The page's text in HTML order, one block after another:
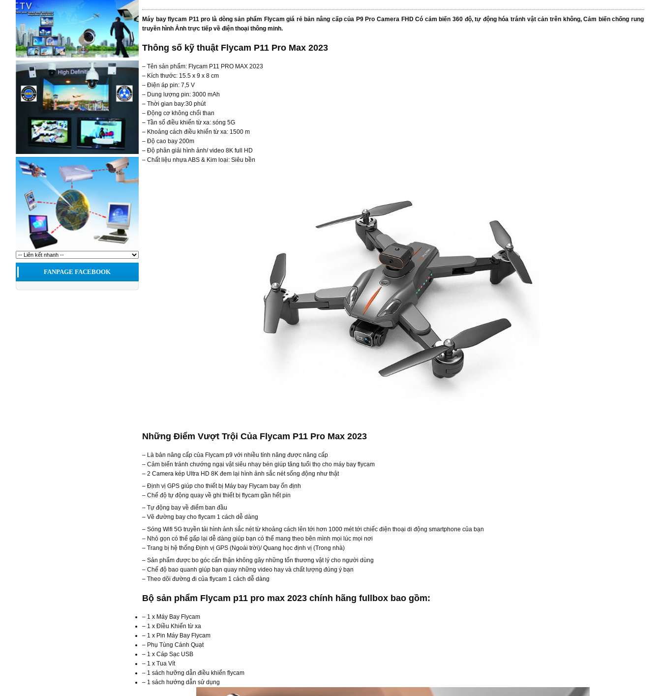
FANPAGE FACEBOOK
Máy bay flycam P11 pro là dòng sản phẩm Flycam giá rẻ bản nâng cấp của P9 Pro Camera FHD Có cảm biến 360 độ, tự động hóa tránh vật cản trên không, Cảm biến chống rung
truyền hình Ảnh trực tiếp về điện thoại thông minh.
Thông số kỹ thuật Flycam P11 Pro Max 2023
– Tên sản phẩm: Flycam P11 PRO MAX 2023
– Kích thước: 15.5 x 9 x 8 cm
– Điện áp pin: 7,5 V
– Dung lượng pin: 3000 mAh
– Thời gian bay:30 phút
– Động cơ không chổi than
– Tần số điều khiển từ xa: sóng 5G
– Khoảng cách điều khiển từ xa: 1500 m
– Độ cao bay 200m
– Độ phân giải hình ảnh/ video 8K full HD
– Chất liệu nhựa ABS & Kim loại: Siêu bền
Những Điểm Vượt Trội Của Flycam P11 Pro Max 2023
– Là bản nâng cấp của Flycam p9 với nhiều tính năng được nâng cấp
– Cảm biến tránh chướng ngại vật siêu nhạy bén giúp tăng tuổi thọ cho máy bay flycam
– 2 Camera kép Ultra HD 8K đem lại hình ảnh sắc nét sống động như thật
– Định vị GPS giúp cho thiết bị Máy bay Flycam bay ổn định
– Chế độ tự động quay về ghi thiết bị flycam gần hết pin
– Tự động bay về điểm ban đầu
– Vẽ đường bay cho flycam 1 cách dễ dàng
– Sóng Wifi 5G truyền tải hình ảnh sắc nét từ khoảng cách lên tới hơn 1000 mét tới chiếc điện thoại di động smartphone của bạn
– Nhỏ gọn có thể gấp lại dễ dàng giúp bạn có thể mang theo bên mình mọi lúc mọi nơi
– Trang bị hệ thống Định vị GPS (Ngoài trời)/ Quang học định vị (Trong nhà)
– Sản phẩm được bo góc cẩn thận không gây những tổn thương vật lý cho người dùng
– Chế độ bao quanh giúp bạn quay những video hay và chất lượng đúng ý bạn
– Theo dõi đường đi của flycam 1 cách dễ dàng
Bộ sản phẩm Flycam p11 pro max 2023 chính hãng fullbox bao gồm:
– 1 x Máy Bay Flycam
– 1 x Điều Khiển từ xa
– 1 x Pin Máy Bay Flycam
– Phụ Tùng Cánh Quạt
– 1 x Cáp Sạc USB
– 1 x Tua Vít
– 1 sách hưỡng dẫn điều khiển flycam
– 1 sách hướng dẫn sử dụng